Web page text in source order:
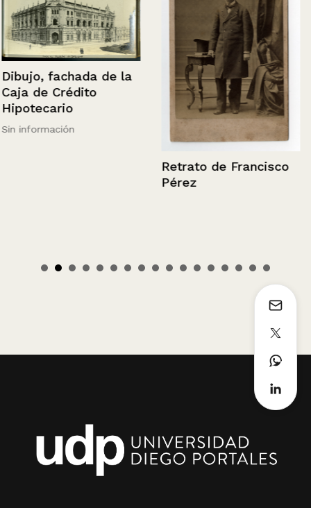
Dibujo, fachada de la
Caja de Crédito
Hipotecario
Sin información
Retrato de Francisco
Pérez